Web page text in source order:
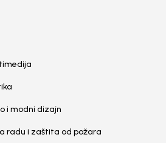
i modni dizajn
radu i zaštita od požara